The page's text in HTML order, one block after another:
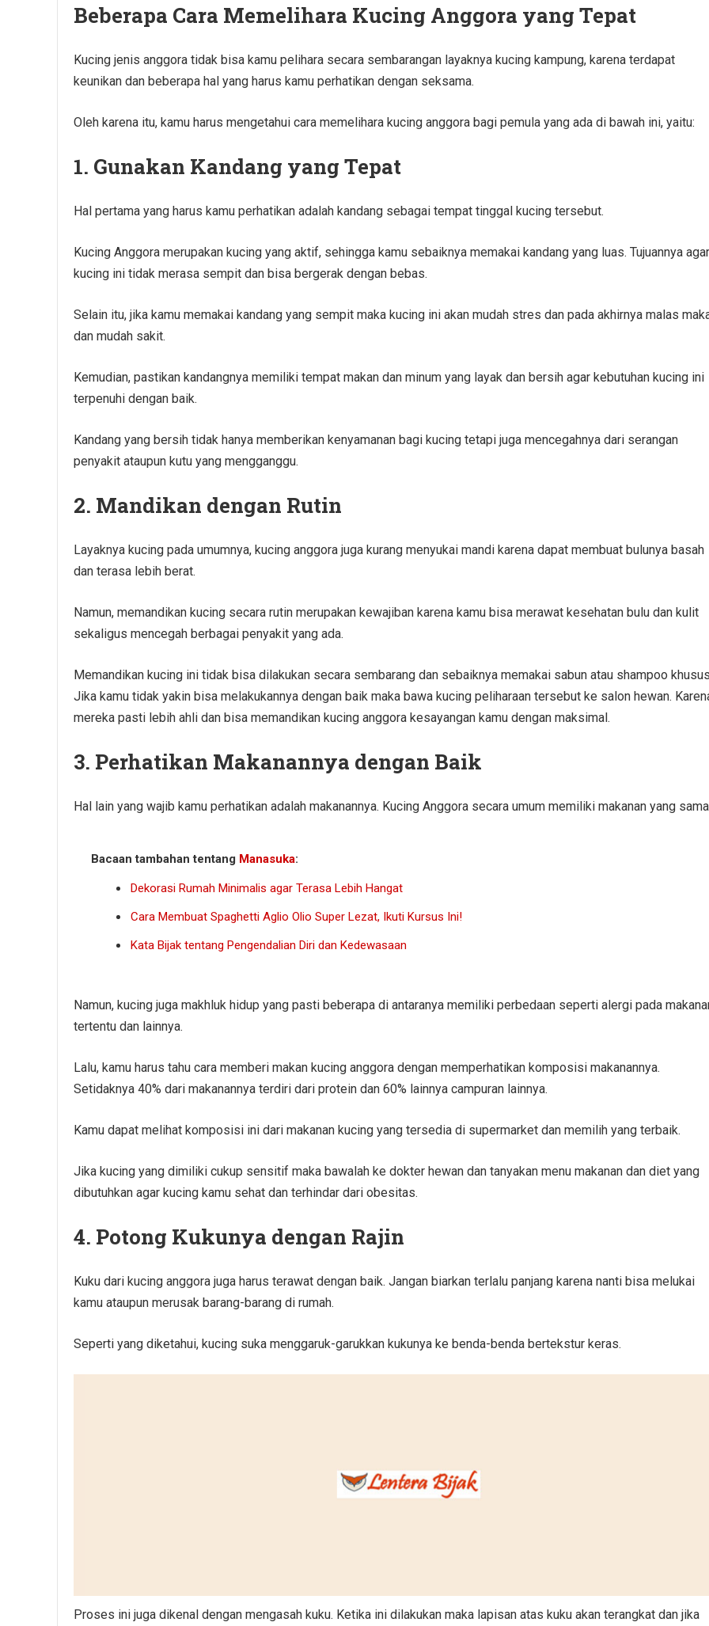
Beberapa Cara Memelihara Kucing Anggora yang Tepat
Kucing jenis anggora tidak bisa kamu pelihara secara sembarangan layaknya kucing kampung, karena terdapat
keunikan dan beberapa hal yang harus kamu perhatikan dengan seksama.
Oleh karena itu, kamu harus mengetahui cara memelihara kucing anggora bagi pemula yang ada di bawah ini, yaitu:
1. Gunakan Kandang yang Tepat
Hal pertama yang harus kamu perhatikan adalah kandang sebagai tempat tinggal kucing tersebut.
Kucing Anggora merupakan kucing yang aktif, sehingga kamu sebaiknya memakai kandang yang luas. Tujuannya agar
kucing ini tidak merasa sempit dan bisa bergerak dengan bebas.
Selain itu, jika kamu memakai kandang yang sempit maka kucing ini akan mudah stres dan pada akhirnya malas
dan mudah sakit.
Kemudian, pastikan kandangnya memiliki tempat makan dan minum yang layak dan bersih agar kebutuhan kucing ini
terpenuhi dengan baik.
Kandang yang bersih tidak hanya memberikan kenyamanan bagi kucing tetapi juga mencegahnya dari serangan
penyakit ataupun kutu yang mengganggu.
2. Mandikan dengan Rutin
Layaknya kucing pada umumnya, kucing anggora juga kurang menyukai mandi karena dapat membuat bulunya basah
dan terasa lebih berat.
Namun, memandikan kucing secara rutin merupakan kewajiban karena kamu bisa merawat kesehatan bulu dan kulit
sekaligus mencegah berbagai penyakit yang ada.
Memandikan kucing ini tidak bisa dilakukan secara sembarang dan sebaiknya memakai sabun atau shampoo
Jika kamu tidak yakin bisa melakukannya dengan baik maka bawa kucing peliharaan tersebut ke salon hewan.
mereka pasti lebih ahli dan bisa memandikan kucing anggora kesayangan kamu dengan maksimal.
3. Perhatikan Makanannya dengan Baik
Hal lain yang wajib kamu perhatikan adalah makanannya. Kucing Anggora secara umum memiliki makanan yang
Bacaan tambahan tentang Manasuka:
Dekorasi Rumah Minimalis agar Terasa Lebih Hangat
Cara Membuat Spaghetti Aglio Olio Super Lezat, Ikuti Kursus Ini!
Kata Bijak tentang Pengendalian Diri dan Kedewasaan
Namun, kucing juga makhluk hidup yang pasti beberapa di antaranya memiliki perbedaan seperti alergi pada
tertentu dan lainnya.
Lalu, kamu harus tahu cara memberi makan kucing anggora dengan memperhatikan komposisi makanannya.
Setidaknya 40% dari makanannya terdiri dari protein dan 60% lainnya campuran lainnya.
Kamu dapat melihat komposisi ini dari makanan kucing yang tersedia di supermarket dan memilih yang terbaik.
Jika kucing yang dimiliki cukup sensitif maka bawalah ke dokter hewan dan tanyakan menu makanan dan diet yang
dibutuhkan agar kucing kamu sehat dan terhindar dari obesitas.
4. Potong Kukunya dengan Rajin
Kuku dari kucing anggora juga harus terawat dengan baik. Jangan biarkan terlalu panjang karena nanti bisa melukai
kamu ataupun merusak barang-barang di rumah.
Seperti yang diketahui, kucing suka menggaruk-garukkan kukunya ke benda-benda bertekstur keras.
Proses ini juga dikenal dengan mengasah kuku. Ketika ini dilakukan maka lapisan atas kuku akan terangkat dan jika